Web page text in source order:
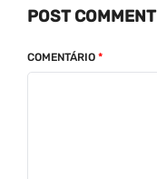
POST COMMENT
COMENTÁRIO *